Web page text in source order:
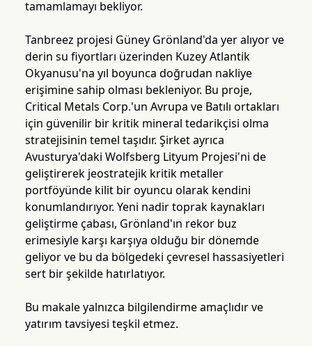
tamamlamayı bekliyor.
Tanbreez projesi Güney Grönland'da yer alıyor ve
derin su fiyortları üzerinden Kuzey Atlantik
Okyanusu'na yıl boyunca doğrudan nakliye
erişimine sahip olması bekleniyor. Bu proje,
Critical Metals Corp.'un Avrupa ve Batılı ortakları
için güvenilir bir kritik mineral tedarikçisi olma
stratejisinin temel taşıdır. Şirket ayrıca
Avusturya'daki Wolfsberg Lityum Projesi'ni de
geliştirerek jeostratejik kritik metaller
portföyünde kilit bir oyuncu olarak kendini
konumlandırıyor. Yeni nadir toprak kaynakları
geliştirme çabası, Grönland'ın rekor buz
erimesiyle karşı karşıya olduğu bir dönemde
geliyor ve bu da bölgedeki çevresel hassasiyetleri
sert bir şekilde hatırlatıyor.
Bu makale yalnızca bilgilendirme amaçlıdır ve
yatırım tavsiyesi teşkil etmez.